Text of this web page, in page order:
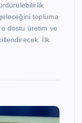
topluma
dostu üretim ve
İlk